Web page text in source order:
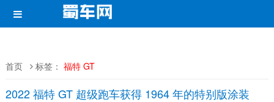
首页 标签： 福特 GT
2022 福特 GT 超级跑车获得 1964 年的特别版涂装